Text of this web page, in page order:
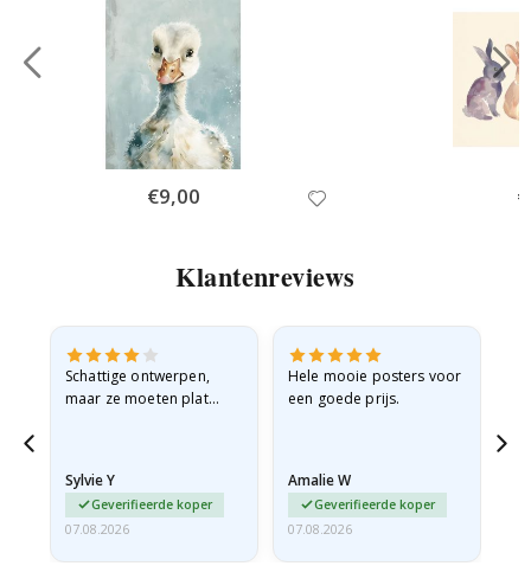
Special
Price
€9,00
Klantenreviews
Schattige ontwerpen,
maar ze moeten plat
beetje…
Sylvie Y
Geverifieerde koper
07.08.2026
Hele mooie posters voor
een goede prijs.
Amalie W
Geverifieerde koper
07.08.2026